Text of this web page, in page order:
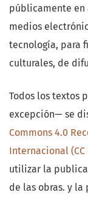
públicamente en
medios
tecnología, para
culturales, de
Todos los textos
excepción— se
Commons 4.0
Internacional (CC
utilizar la
de las obras. y